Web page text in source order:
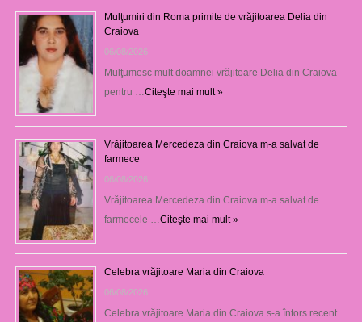
Mulţumiri din Roma primite de vrăjitoarea Delia din
Craiova
06/08/2026
Mulţumesc mult doamnei vrăjitoare Delia din Craiova
pentru … Citeşte mai mult »
Vrăjitoarea Mercedeza din Craiova m-a salvat de
farmece
06/08/2026
Vrăjitoarea Mercedeza din Craiova m-a salvat de
farmecele … Citeşte mai mult »
Celebra vrăjitoare Maria din Craiova
06/08/2026
Celebra vrăjitoare Maria din Craiova s-a întors recent